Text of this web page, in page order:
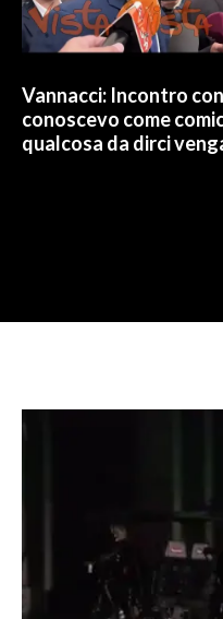
Vannacci: Incontro
conoscevo come
qualcosa da dirci